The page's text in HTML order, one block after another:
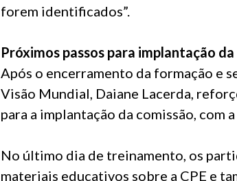
forem identificados”.
Próximos passos para implantação da
Após o encerramento da formação e
Visão Mundial, Daiane Lacerda,
para a implantação da comissão, com
No último dia de treinamento, os
materiais educativos sobre a CPE e